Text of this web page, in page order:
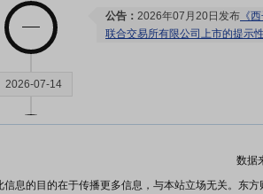
公告： 2026年07月20日发布 《
联合交易所有限公司上市的提示
2026-07-14
2026年07月14日披
调研
数据
信息的目的在于传播更多信息，与本站立场无关。东